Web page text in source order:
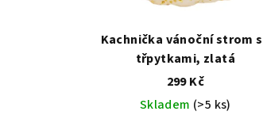
Kachnička vánoční strom
třpytkami, zlatá
299 Kč
Skladem (>5 ks)